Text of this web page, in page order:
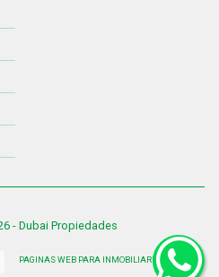
- Dubai Propiedades
PAGINAS WEB PARA INMOBILIARIAS